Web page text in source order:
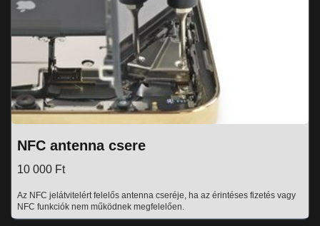
NFC antenna csere
10 000 Ft
Az NFC jelátvitelért felelős antenna cseréje, ha az érintéses fizetés vagy
NFC funkciók nem működnek megfelelően.